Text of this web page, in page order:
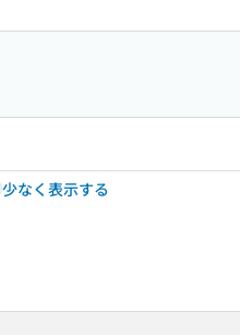
少なく表示する